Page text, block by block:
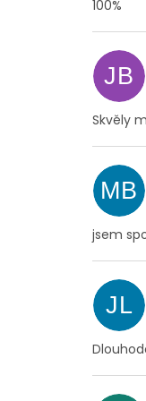
100%
JB
Skvěly
MB
jsem
JL